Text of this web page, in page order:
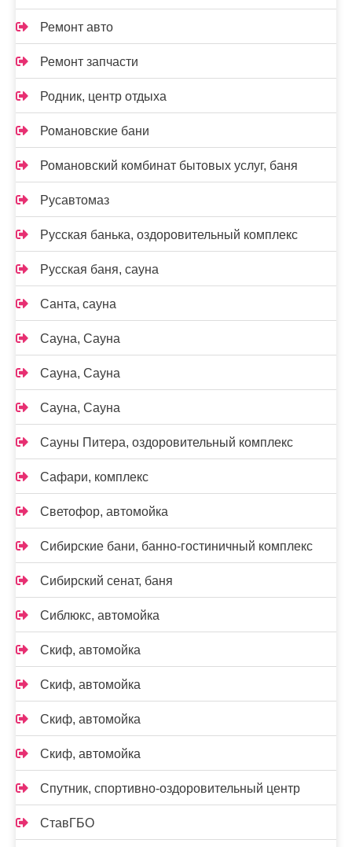
Ремонт авто
Ремонт запчасти
Родник, центр отдыха
Романовские бани
Романовский комбинат бытовых услуг, баня
Русавтомаз
Русская банька, оздоровительный комплекс
Русская баня, сауна
Санта, сауна
Сауна, Сауна
Сауна, Сауна
Сауна, Сауна
Сауны Питера, оздоровительный комплекс
Сафари, комплекс
Светофор, автомойка
Сибирские бани, банно-гостиничный комплекс
Сибирский сенат, баня
Сиблюкс, автомойка
Скиф, автомойка
Скиф, автомойка
Скиф, автомойка
Скиф, автомойка
Спутник, спортивно-оздоровительный центр
СтавГБО